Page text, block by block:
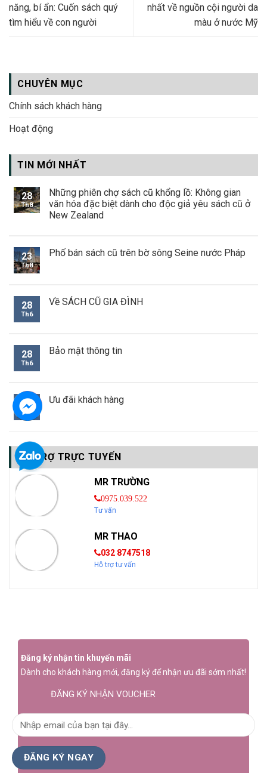
CHUYÊN MỤC
Chính sách khách hàng
Hoạt động
TIN MỚI NHẤT
28
Th8
Những phiên chợ sách cũ khổng lồ: Không gian
văn hóa đặc biệt dành cho độc giả yêu sách cũ ở
New Zealand
23
Th8
Phố bán sách cũ trên bờ sông Seine nước Pháp
28
Th6
Về SÁCH CŨ GIA ĐÌNH
28
Th6
Bảo mật thông tin
28
Th6
Ưu đãi khách hàng
HỖ TRỢ TRỰC TUYẾN
MR TRƯỜNG
0975.039.522
Tư vấn
MR THAO
032 8747518
Hỗ trợ tư vấn
năng, bí ẩn: Cuốn sách quý
tìm hiểu về con người
nhất về nguồn cội người da
màu ở nước Mỹ
Đăng ký nhận tin khuyến mãi
Dành cho khách hàng mới, đăng ký để nhận ưu đãi sớm nhất!
ĐĂNG KÝ NHẬN VOUCHER